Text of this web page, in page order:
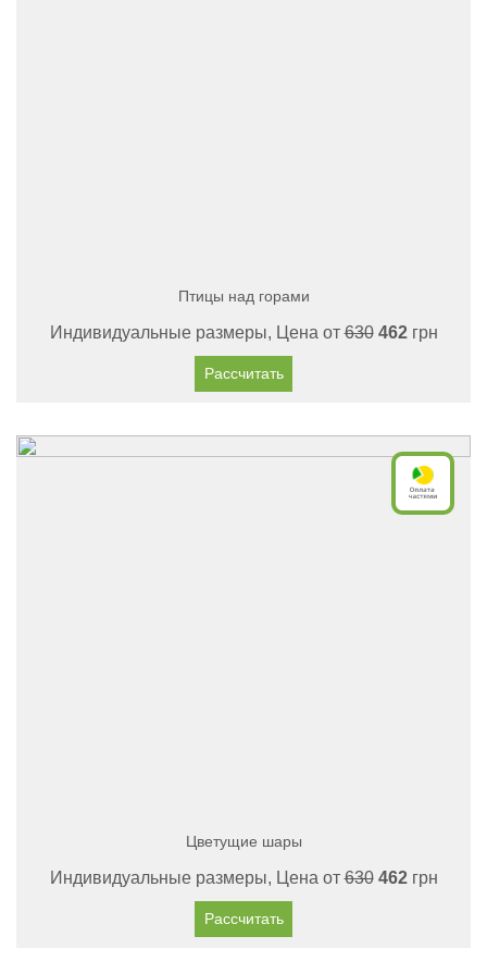
Птицы над горами
Индивидуальные размеры, Цена от630 462грн
Рассчитать
Цветущие шары
Индивидуальные размеры, Цена от630 462грн
Рассчитать